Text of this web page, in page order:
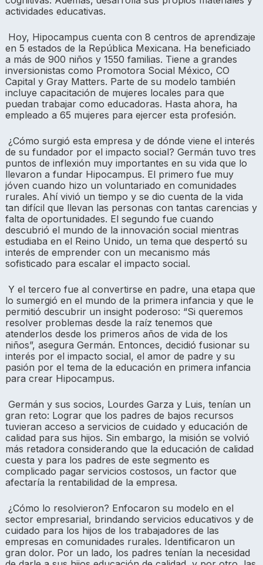
actividades educativas.
Hoy, Hipocampus cuenta con 8 centros de aprendizaje
en 5 estados de la República Mexicana. Ha beneficiado
a más de 900 niños y 1550 familias. Tiene a grandes
inversionistas como Promotora Social México, CO
Capital y Gray Matters. Parte de su modelo también
incluye capacitación de mujeres locales para que
puedan trabajar como educadoras. Hasta ahora, ha
empleado a 65 mujeres para ejercer esta profesión.
¿Cómo surgió esta empresa y de dónde viene el interés
de su fundador por el impacto social? Germán tuvo tres
puntos de inflexión muy importantes en su vida que lo
llevaron a fundar Hipocampus. El primero fue muy
jóven cuando hizo un voluntariado en comunidades
rurales. Ahí vivió un tiempo y se dio cuenta de la vida
tan difícil que llevan las personas con tantas carencias y
falta de oportunidades. El segundo fue cuando
descubrió el mundo de la innovación social mientras
estudiaba en el Reino Unido, un tema que despertó su
interés de emprender con un mecanismo más
sofisticado para escalar el impacto social.
Y el tercero fue al convertirse en padre, una etapa que
lo sumergió en el mundo de la primera infancia y que le
permitió descubrir un insight poderoso: “Si queremos
resolver problemas desde la raíz tenemos que
atenderlos desde los primeros años de vida de los
niños”, asegura Germán. Entonces, decidió fusionar su
interés por el impacto social, el amor de padre y su
pasión por el tema de la educación en primera infancia
para crear Hipocampus.
Germán y sus socios, Lourdes Garza y Luis, tenían un
gran reto: Lograr que los padres de bajos recursos
tuvieran acceso a servicios de cuidado y educación de
calidad para sus hijos. Sin embargo, la misión se volvió
más retadora considerando que la educación de calidad
cuesta y para los padres de este segmento es
complicado pagar servicios costosos, un factor que
afectaría la rentabilidad de la empresa.
¿Cómo lo resolvieron? Enfocaron su modelo en el
sector empresarial, brindando servicios educativos y de
cuidado para los hijos de los trabajadores de las
empresas en comunidades rurales. Identificaron un
gran dolor. Por un lado, los padres tenían la necesidad